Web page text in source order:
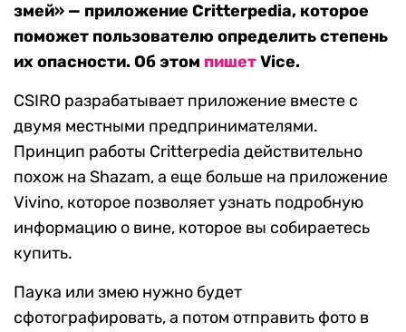
змей» — приложение Critterpedia, которое
поможет пользователю определить степень
их опасности. Об этом пишетVice.
CSIRO разрабатывает приложение вместе с
двумя местными предпринимателями.
Принцип работы Critterpedia действительно
похож на Shazam, а еще больше на приложение
Vivino, которое позволяет узнать подробную
информацию о вине, которое вы собираетесь
купить.
Паука или змею нужно будет
сфотографировать, а потом отправить фото в